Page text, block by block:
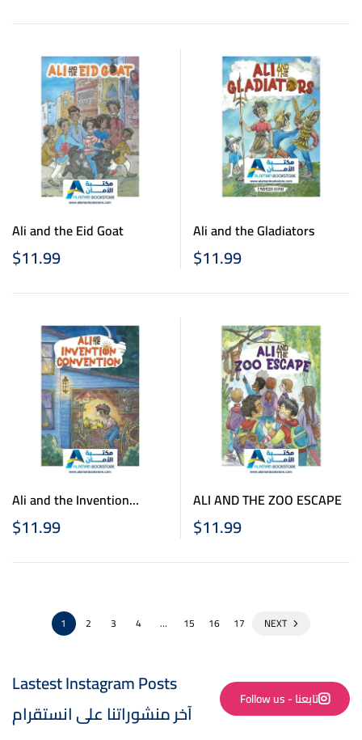
النورانية
Ali and the Eid Goat
$11.99
Ali and the Gladiators
$11.99
Ali and the Invention
Convention
$11.99
ALI AND THE ZOO ESCAPE
$11.99
1 2 3 4 … 15 16 17 NEXT
Lastest Instagram Posts
آخر منشوراتنا على انستقرام
Follow us - تابعنا